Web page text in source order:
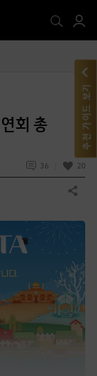
회 총
36 20
공유하기
추천 가이드 보기